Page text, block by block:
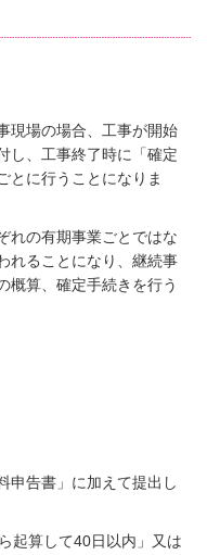
現場の場合、工事が開始
し、工事終了時に「確定
とに行うことになりま
れの有期事業ごとではな
れることになり、継続事
概算、確定手続きを行う
申告書」に加えて提出し
起算して40日以内」又は